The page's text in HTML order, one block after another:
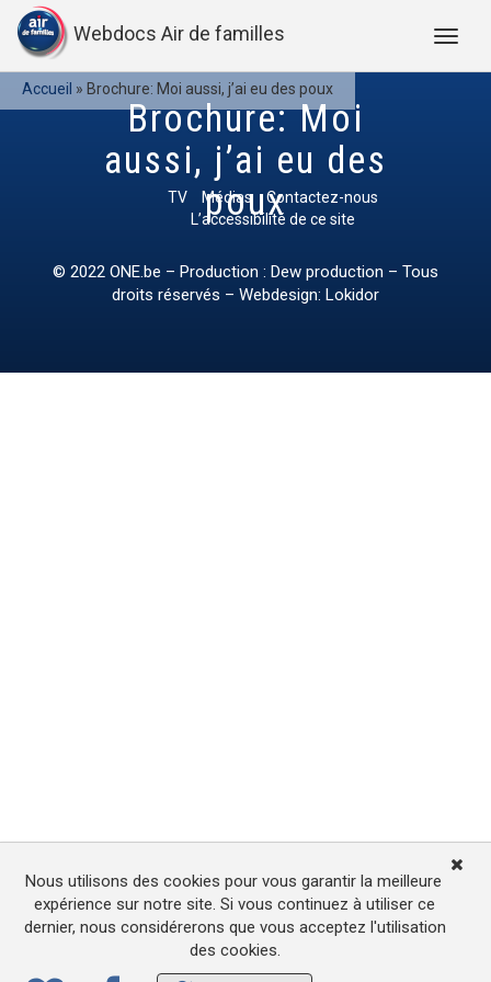
Webdocs Air de familles
Accueil » Brochure: Moi aussi, j’ai eu des poux
Brochure: Moi
aussi, j’ai eu des
poux
TV Médias
Contactez-nous
L’accessibilité de ce site
© 2022 ONE.be – Production : Dew production – Tous
droits réservés – Webdesign: Lokidor
Nous utilisons des cookies pour vous garantir la meilleure
expérience sur notre site. Si vous continuez à utiliser ce
dernier, nous considérerons que vous acceptez l'utilisation
des cookies.